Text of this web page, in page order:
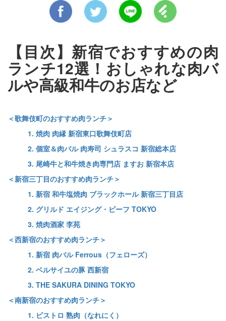
【目次】新宿でおすすめの肉
ランチ12選！おしゃれな肉バ
ルや高級和牛のお店など
＜歌舞伎町のおすすめ肉ランチ＞
1. 焼肉 肉縁 新宿東口歌舞伎町店
2. 個室＆肉バル 肉寿司 シュラスコ 新宿総本店
3. 尾崎牛と和牛焼き肉専門店 ますお 新宿本店
＜新宿三丁目のおすすめ肉ランチ＞
1. 新宿 和牛塩焼肉 ブラックホール 新宿三丁目店
2. グリルド エイジング・ビーフ TOKYO
3. 焼肉酒家 李苑
＜西新宿のおすすめ肉ランチ＞
1. 新宿 肉バル Ferrous（フェローズ）
2. ベルサイユの豚 西新宿
3. THE SAKURA DINING TOKYO
＜南新宿のおすすめ肉ランチ＞
1. ビストロ 熟肉（なれにく）